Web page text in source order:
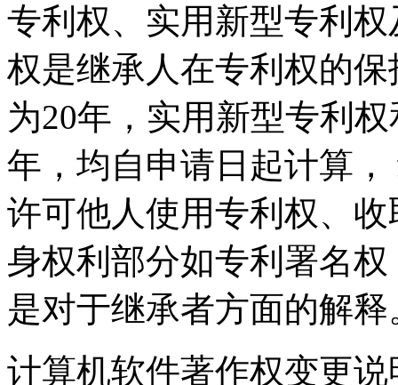
专利权、实用新型专利
权是继承人在专利权的
为20年，实用新型专利
年，均自申请日起计算
许可他人使用专利权、
身权利部分如专利署名
是对于继承者方面的解释
计算机软件著作权变更